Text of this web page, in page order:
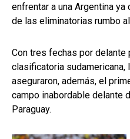
enfrentar a una Argentina
de las eliminatorias rumbo
Con tres fechas por delante
clasificatoria
aseguraron, además, el
campo inabordable delante
Paraguay.